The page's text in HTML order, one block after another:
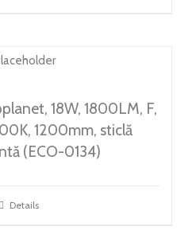
18W, 1800LM, F,
1200mm, sticlă
(ECO-0134)
Details